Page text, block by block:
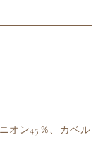
オン45％、カベル